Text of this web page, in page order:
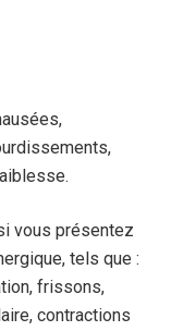
vous présentez
tels que :
frissons,
contractions